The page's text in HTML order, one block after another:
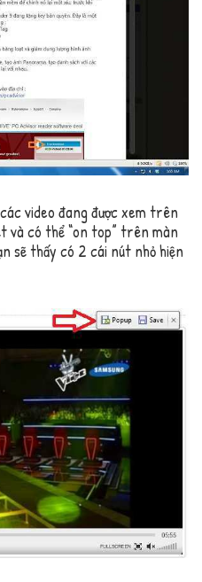
video đang được xem trên
và có thể “on top” trên màn
sẽ thấy có 2 cái nút nhỏ hiện